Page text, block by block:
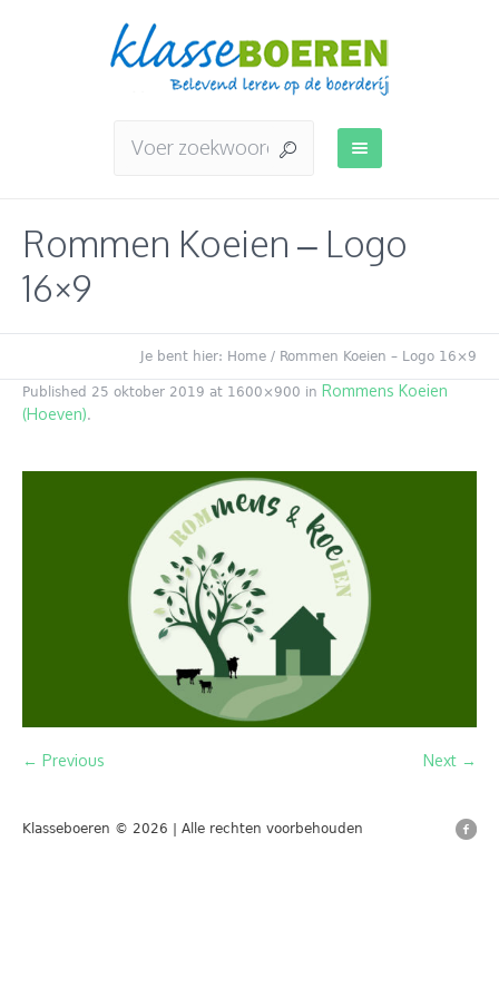
Rommen Koeien – Logo
16×9
Je bent hier: Home / Rommen Koeien – Logo 16×9
Published 25 oktober 2019 at 1600×900 in Rommens Koeien
(Hoeven).
← Previous Next →
Klasseboeren © 2026 | Alle rechten voorbehouden